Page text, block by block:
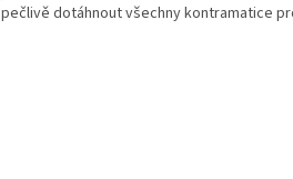
pečlivě dotáhnout všechny kontramatice